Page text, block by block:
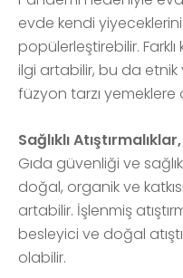
evde kendi
popülerleştirebilir.
ilgi artabilir, bu da etnik
füzyon tarzı yemeklere
Sağlıklı
Gıda güvenliği ve
doğal, organik ve
artabilir. İşlenmiş
besleyici ve doğal
olabilir.